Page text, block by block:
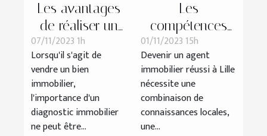
Les avantages
de réaliser un
diagnostic
immobilier avant
la vente
07/11/2023 1h
Lorsqu'il s'agit de
vendre un bien
immobilier,
l'importance d'un
diagnostic immobilier
ne peut être...
Les
compétences
essentielles d'un
agent immobilier
à Lille
01/11/2023 15h
Devenir un agent
immobilier réussi à Lille
nécessite une
combinaison de
connaissances locales,
une...